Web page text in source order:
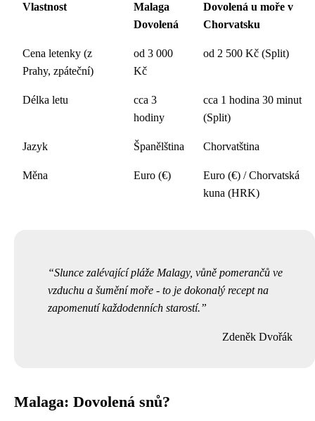
Vlastnost
Malaga
Dovolená
Dovolená u moře v
Chorvatsku
Cena letenky (z
Prahy, zpáteční)
od 3 000
Kč
od 2 500 Kč (Split)
Délka letu
cca 3
hodiny
cca 1 hodina 30 minut
(Split)
Jazyk Španělština Chorvatština
Měna Euro (€)
Euro (€) / Chorvatská
kuna (HRK)
Slunce zalévající pláže Malagy, vůně pomerančů ve
vzduchu a šumění moře - to je dokonalý recept na
zapomenutí každodenních starostí.
Zdeněk Dvořák
Malaga: Dovolená snů?